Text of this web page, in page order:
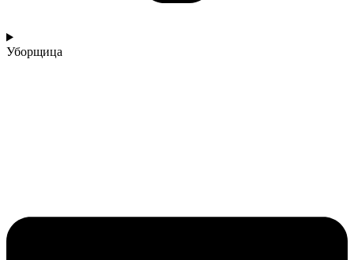
Уборщица